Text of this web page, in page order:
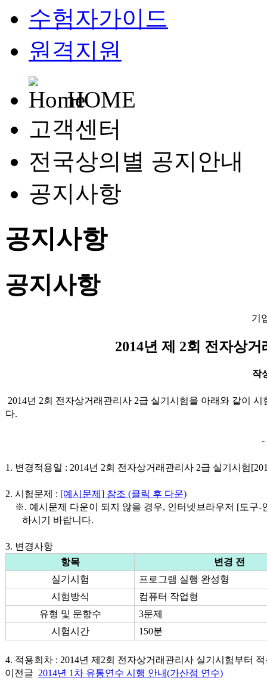
수험자가이드
원격지원
HOME
고객센터
전국상의별 공지안내
공지사항
공지사항
공지사항
기
2014년 제 2회 전자상
작
2014년 2회 전자상거래관리사 2급 실기시험을 아래와 같이
다.
1. 변경적용일 : 2014년 2회 전자상거래관리사 2급 실기시험
2. 시험문제 : [예시문제] 참조 (클릭 후 다운)
※. 예시문제 다운이 되지 않을 경우, 인터넷브라우저 [도구-
하시기 바랍니다.
3. 변경사항
항목
변경 전
실기시험
프로그램 실행 완성형
시험방식
컴퓨터 작업형
유형 및 문항수
3문제
시험시간
150분
4. 적용회차 : 2014년 제2회 전자상거래관리사 실기시험부터
이전글 2014년 1차 유통연수 시행 안내(가산점 연수)